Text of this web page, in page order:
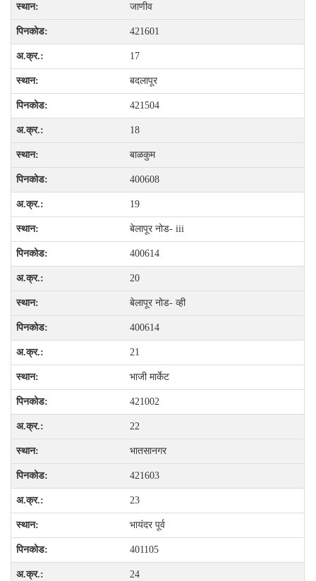
जाणीव
421601
17
बदलापूर
421504
18
बाळकुम
400608
19
बेलापूर नोड- iii
400614
20
बेलापूर नोड- व्ही
400614
21
भाजी मार्केट
421002
22
भातसानगर
421603
23
भायंदर पूर्व
401105
24